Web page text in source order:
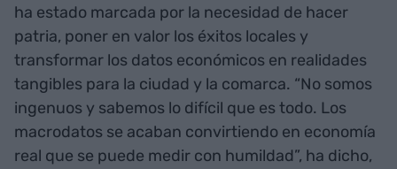
ha estado marcada por la necesidad de hacer
patria, poner en valor los éxitos locales y
transformar los datos económicos en realidades
tangibles para la ciudad y la comarca. “No somos
ingenuos y sabemos lo difícil que es todo. Los
macrodatos se acaban convirtiendo en economía
real que se puede medir con humildad”, ha dicho,